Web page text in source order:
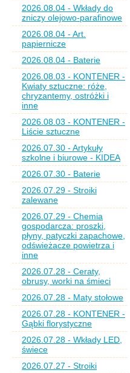
2026.08.04 - Wkłady do
zniczy olejowo-parafinowe
2026.08.04 - Art.
papiernicze
2026.08.04 - Baterie
2026.08.03 - KONTENER -
Kwiaty sztuczne: róże,
chryzantemy, ostróżki i
inne
2026.08.03 - KONTENER -
Liście sztuczne
2026.07.30 - Artykuły
szkolne i biurowe - KIDEA
2026.07.30 - Baterie
2026.07.29 - Stroiki
zalewane
2026.07.29 - Chemia
gospodarcza: proszki,
płyny, patyczki zapachowe,
odświeżacze powietrza i
inne
2026.07.28 - Ceraty,
obrusy, worki na śmieci
2026.07.28 - Maty stołowe
2026.07.28 - KONTENER -
Gąbki florystyczne
2026.07.28 - Wkłady LED,
świece
2026.07.27 - Stroiki